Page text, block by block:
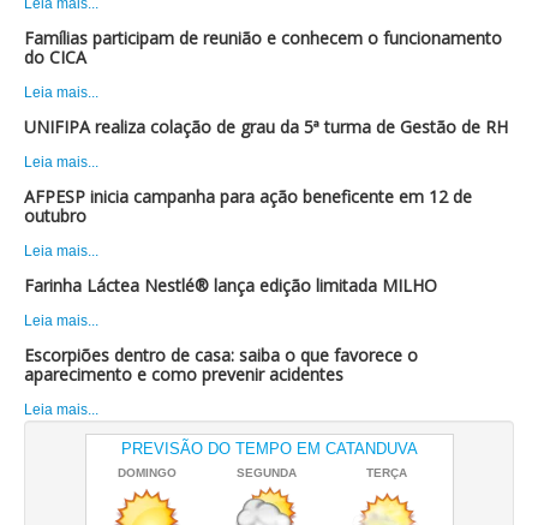
Famílias participam de reunião e conhecem o funcionamento
do CICA
Leia mais...
UNIFIPA realiza colação de grau da 5ª turma de Gestão de RH
Leia mais...
AFPESP inicia campanha para ação beneficente em 12 de
outubro
Leia mais...
Farinha Láctea Nestlé® lança edição limitada MILHO
Leia mais...
Escorpiões dentro de casa: saiba o que favorece o
aparecimento e como prevenir acidentes
Leia mais...